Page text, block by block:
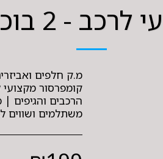
גוף מתכת
הרכבים והגיפים |
משתלמים ושווים